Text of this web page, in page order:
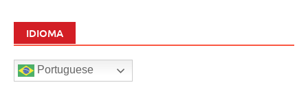
IDIOMA
Portuguese